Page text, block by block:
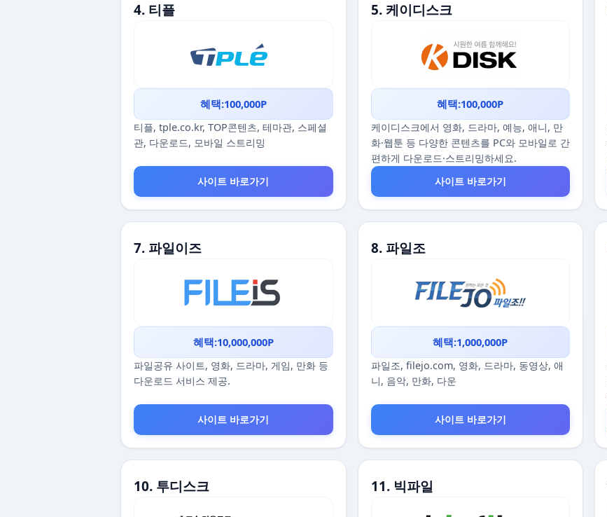
4. 티플
혜택:100,000P
티플, tple.co.kr, TOP콘텐츠, 테마관, 스페셜
관, 다운로드, 모바일 스트리밍
사이트 바로가기
5. 케이디스크
혜택:100,000P
케이디스크에서 영화, 드라마, 예능, 애니, 만
화·웹툰 등 다양한 콘텐츠를 PC와 모바일로 간
편하게 다운로드·스트리밍하세요.
사이트 바로가기
7. 파일이즈
혜택:10,000,000P
파일공유 사이트, 영화, 드라마, 게임, 만화 등
다운로드 서비스 제공.
사이트 바로가기
8. 파일조
혜택:1,000,000P
파일조, filejo.com, 영화, 드라마, 동영상, 애
니, 음악, 만화, 다운
사이트 바로가기
10. 투디스크 11. 빅파일